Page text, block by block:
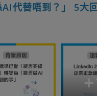
代替唔到？」 5大
+